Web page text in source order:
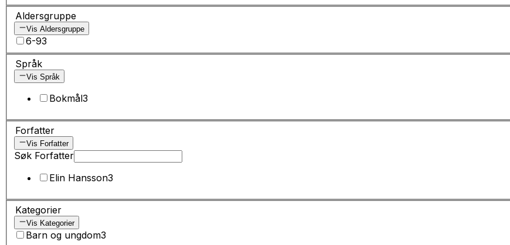
Aldersgruppe
Vis Aldersgruppe
6-93
Språk
Vis Språk
Bokmål3
Forfatter
Vis Forfatter
Søk Forfatter
Elin Hansson3
Kategorier
Vis Kategorier
Barn og ungdom3